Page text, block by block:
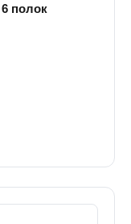
полок